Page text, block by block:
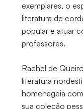
exemplares, o
literatura de
popular e atuar
professores.
Rachel de
literatura
homenageia
sua coleção